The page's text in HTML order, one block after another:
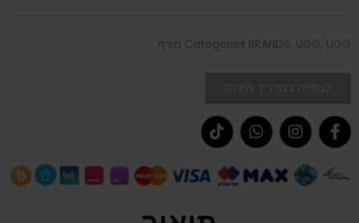
Categories BRANDS, UGG, UGG חורף